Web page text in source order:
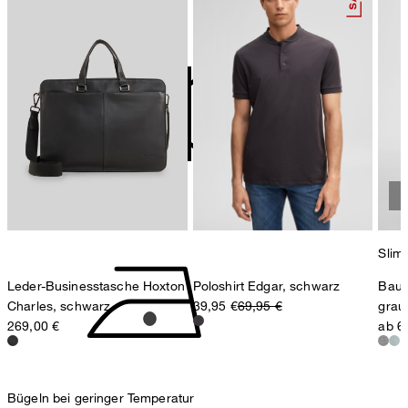
Bügeln bei geringer Temperatur
contact@strellson.com
Strellson AG
Sonnenwiesenstrasse 21
8280 Kreuzlingen
Schweiz
Leder-Businesstasche Hoxton
Charles, schwarz
269,00 €
Poloshirt Edgar, schwarz
39,95 €69,95 €
Slim
grau
ab